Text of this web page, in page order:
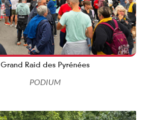
Grand Raid des Pyrénées
PODIUM